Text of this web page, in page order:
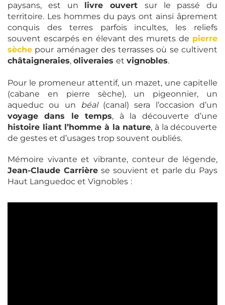
paysans, est un livre ouvert sur le passé du
territoire. Les hommes du pays ont ainsi âprement
conquis des terres parfois incultes, les reliefs
souvent escarpés en élevant des murets de pierre
sèche pour aménager des terrasses où se cultivent
châtaigneraies, oliveraies et vignobles.
Pour le promeneur attentif, un mazet, une capitelle
(cabane en pierre sèche), un pigeonnier, un
aqueduc ou un béal (canal) sera l’occasion d’un
voyage dans le temps, à la découverte d’une
histoire liant l’homme à la nature, à la découverte
de gestes et d’usages trop souvent oubliés.
Mémoire vivante et vibrante, conteur de légende,
Jean-Claude Carrièrese souvient et parle du Pays
Haut Languedoc et Vignobles :